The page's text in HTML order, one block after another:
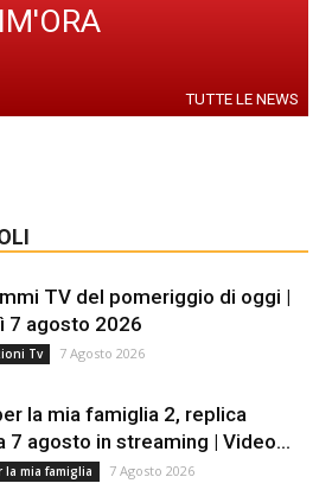
TUTTE LE NEWS
TV del pomeriggio di oggi |
7 agosto 2026
Tv 7 Agosto 2026
la mia famiglia 2, replica
7 agosto in streaming | Video...
la mia famiglia 7 Agosto 2026